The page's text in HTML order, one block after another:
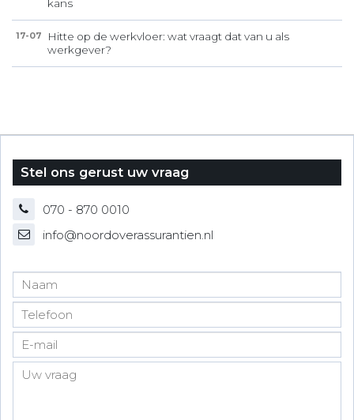
kans
17-07
Hitte op de werkvloer: wat vraagt dat van u als
werkgever?
Stel ons gerust uw vraag
070 - 870 0010
info@noordoverassurantien.nl